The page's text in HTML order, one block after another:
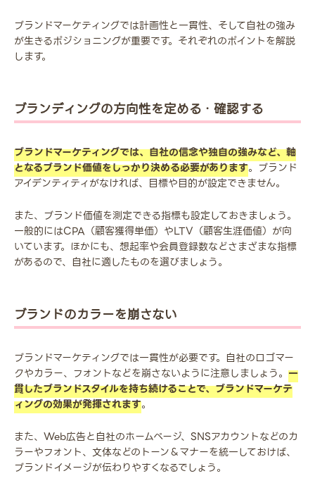
ブランドマーケティングでは計画性と一貫性、そして自社の強み
が生きるポジショニングが重要です。それぞれのポイントを解説
します。
ブランディングの方向性を定める・確認する
ブランドマーケティングでは、自社の信念や独自の強みなど、軸
となるブランド価値をしっかり決める必要があります。ブランド
アイデンティティがなければ、目標や目的が設定できません。
また、ブランド価値を測定できる指標も設定しておきましょう。
一般的にはCPA（顧客獲得単価）やLTV（顧客生涯価値）が向
いています。ほかにも、想起率や会員登録数などさまざまな指標
があるので、自社に適したものを選びましょう。
ブランドのカラーを崩さない
ブランドマーケティングでは一貫性が必要です。自社のロゴマー
クやカラー、フォントなどを崩さないように注意しましょう。 一
貫したブランドスタイルを持ち続けることで、ブランドマーケテ
ィングの効果が発揮されます。
また、Web広告と自社のホームページ、SNSアカウントなどのカ
ラーやフォント、文体などのトーン＆マナーを統一しておけば、
ブランドイメージが伝わりやすくなるでしょう。